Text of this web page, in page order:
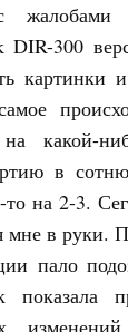
жалобами
DIR-300
какой-
в сотню
то на 2-3.
мне в руки.
пало